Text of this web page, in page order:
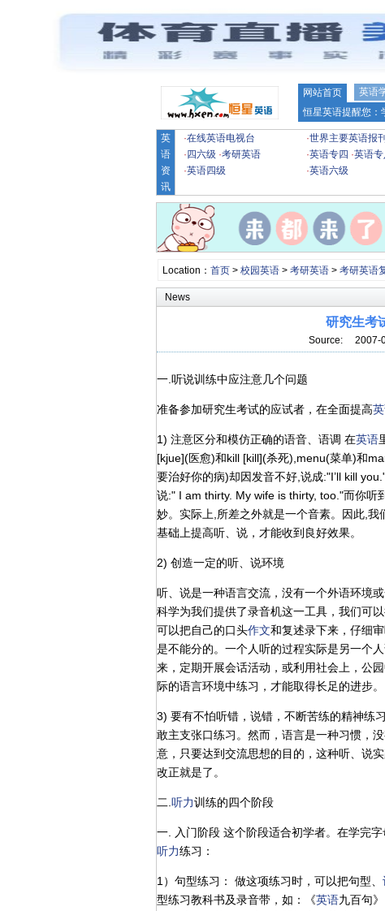
网站首页 英语
恒星英语提醒您：
英
语
资
讯
·在线英语电视台 ·世界主要英语报刊
· 四六级 ·考研英语 ·英语专四 ·英语专
·英语四级 ·英语六级
Location： 首页> 校园英语> 考研英语> 考研英语
News
研究生考
Source: 2007-
一.听说训练中应注意几个问题
准备参加研究生考试的应试者，在全面提高
1) 注意区分和模仿正确的语音、语调 在英语
[kjue](医愈)和kill [kill](杀死),menu(菜单)和
要治好你的病)却因发音不好,说成:"I’ll kill
说:" I am thirty. My wife is thirty, too."而你听
妙。实际上,所差之外就是一个音素。因此,
基础上提高听、说，才能收到良好效果。
2) 创造一定的听、说环境
听、说是一种语言交流，没有一个外语环境
科学为我们提供了录音机这一工具，我们可
可以把自己的口头作文和复述录下来，仔细
是不能分的。一个人听的过程实际是另一个
来，定期开展会话活动，或利用社会上，公
际的语言环境中练习，才能取得长足的进步。
3) 要有不怕听错，说错，不断苦练的精神练
敢主支张口练习。然而，语言是一种习惯，
意，只要达到交流思想的目的，这种听、说
改正就是了。
二. 听力训练的四个阶段
一. 入门阶段 这个阶段适合初学者。在学完
听力练习：
1）句型练习： 做这项练习时，可以把句型、
型练习教科书及录音带，如：《英语九百句